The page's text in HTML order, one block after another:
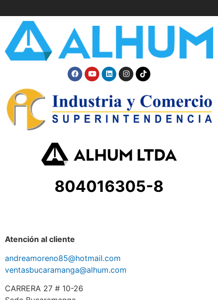
804016305-8
Atención al cliente
andreamoreno85@hotmail.com
ventasbucaramanga@alhum.com
CARRERA 27 # 10-26